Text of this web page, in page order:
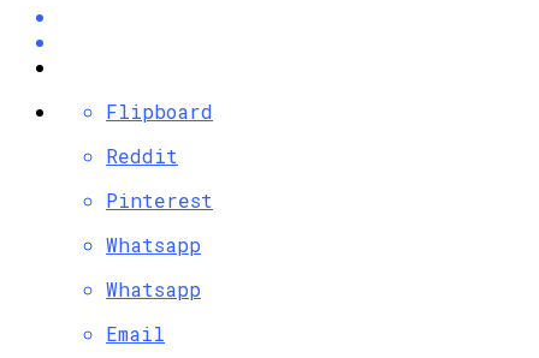
Flipboard
Reddit
Pinterest
Whatsapp
Whatsapp
Email